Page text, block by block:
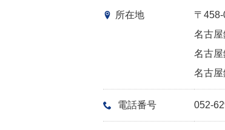
所在地
〒
名古
名古
名古
電話番号 052-